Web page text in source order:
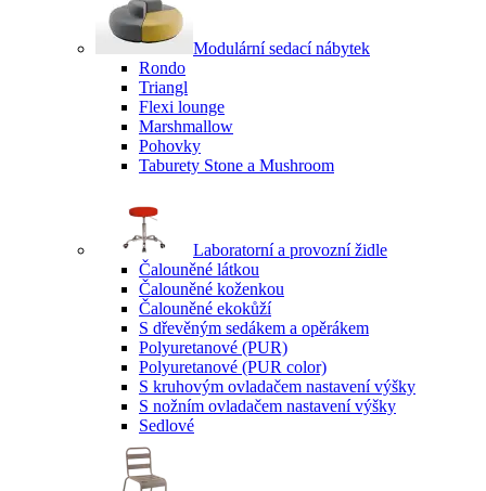
Modulární sedací nábytek
Rondo
Triangl
Flexi lounge
Marshmallow
Pohovky
Taburety Stone a Mushroom
Laboratorní a provozní židle
Čalouněné látkou
Čalouněné koženkou
Čalouněné ekokůží
S dřevěným sedákem a opěrákem
Polyuretanové (PUR)
Polyuretanové (PUR color)
S kruhovým ovladačem nastavení výšky
S nožním ovladačem nastavení výšky
Sedlové